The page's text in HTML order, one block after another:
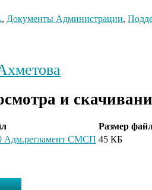
, Документы Администрации,
и
Размер
Адм.регламент СМСП 45 КБ